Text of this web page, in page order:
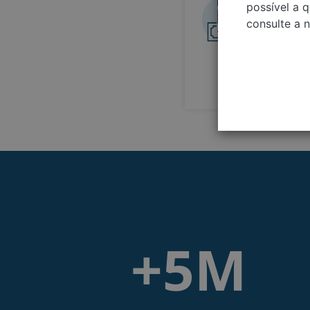
possível a
consulte a
Como o
+5M